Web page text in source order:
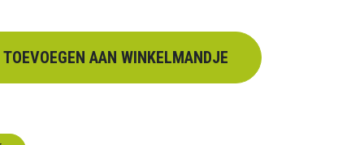
TOEVOEGEN AAN WINKELMANDJE